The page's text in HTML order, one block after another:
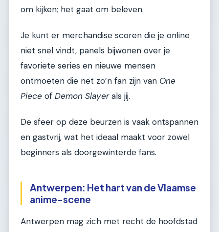
om kijken; het gaat om beleven.
Je kunt er merchandise scoren die je online
niet snel vindt, panels bijwonen over je
favoriete series en nieuwe mensen
ontmoeten die net zo’n fan zijn van One
Piece of Demon Slayerals jij.
De sfeer op deze beurzen is vaak ontspannen
en gastvrij, wat het ideaal maakt voor zowel
beginners als doorgewinterde fans.
Antwerpen: Het hart van de Vlaamse
anime-scene
Antwerpen mag zich met recht de hoofdstad